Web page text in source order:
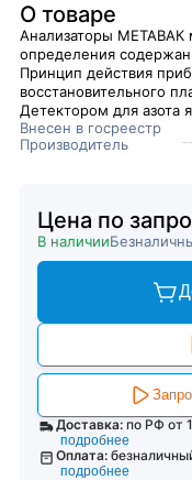
О товаре
Анализаторы МЕТАВАК
определения
Принцип действия
восстановительного
Детектором для азота
Внесен в госреестр
Производитель
Цена по
В наличии
Доставка: по РФ от
подробнее
Оплата:
подробнее